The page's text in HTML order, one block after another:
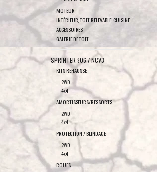
MOTEUR
INTÉRIEUR, TOIT RELEVABLE, CUISINE
ACCESSOIRES
GALERIE DE TOIT
SPRINTER 906 / NCV3
KITS REHAUSSE
2WD
4x4
AMORTISSEURS/RESSORTS
2WD
4x4
PROTECTION / BLINDAGE
2WD
4x4
ROUES